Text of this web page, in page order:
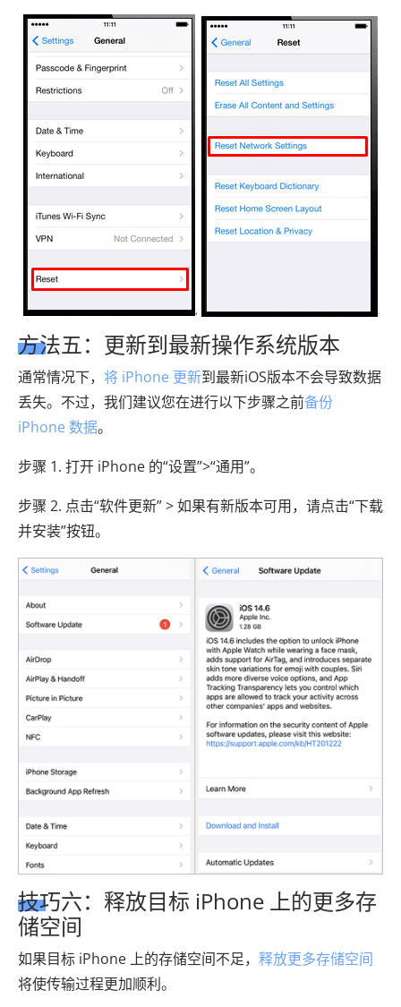
方法五：更新到最新操作系统版本
通常情况下， 将 iPhone 更新到最新iOS版本不会导致数据
丢失。不过，我们建议您在进行以下步骤之前备份
iPhone 数据。
步骤 1. 打开 iPhone 的“设置”>“通用”。
步骤 2. 点击“软件更新” > 如果有新版本可用，请点击“下载
并安装”按钮。
技巧六：释放目标 iPhone 上的更多存
储空间
如果目标 iPhone 上的存储空间不足， 释放更多存储空间
将使传输过程更加顺利。